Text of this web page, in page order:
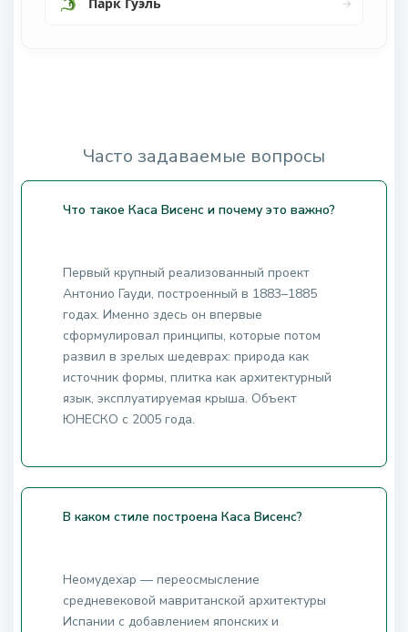
→
Часто задаваемые вопросы
Что такое Каса Висенс и почему это важно?
Первый крупный реализованный проект
Антонио Гауди, построенный в 1883–1885
годах. Именно здесь он впервые
сформулировал принципы, которые потом
развил в зрелых шедеврах: природа как
источник формы, плитка как архитектурный
язык, эксплуатируемая крыша. Объект
ЮНЕСКО с 2005 года.
В каком стиле построена Каса Висенс?
Неомудехар — переосмысление
средневековой мавританской архитектуры
Испании с добавлением японских и